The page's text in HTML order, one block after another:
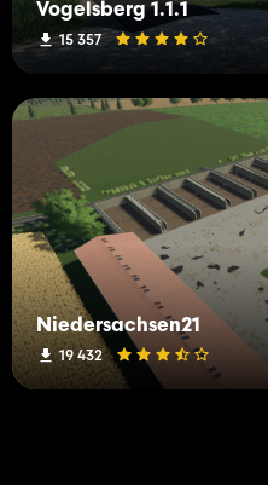
Vogelsberg 1.1.1
15 357
Niedersachsen21
19 432